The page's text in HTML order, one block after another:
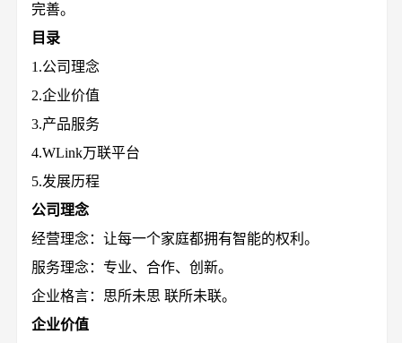
完善。
目录
1.公司理念
2.企业价值
3.产品服务
4.WLink万联平台
5.发展历程
公司理念
经营理念：让每一个家庭都拥有智能的权利。
服务理念：专业、合作、创新。
企业格言：思所未思 联所未联。
企业价值